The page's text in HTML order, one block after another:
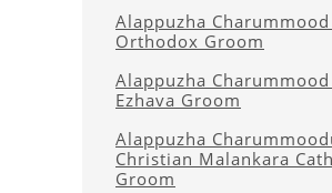
Alappuzha
Orthodox Groom
Alappuzha
Ezhava Groom
Alappuzha
Christian Malankara
Groom